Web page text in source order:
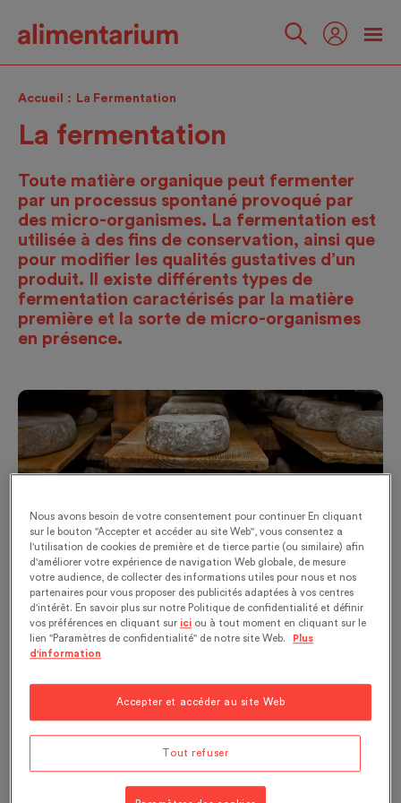
Suivez-
Accueil La Fermentation
La fermentation
Toute matière organique peut fermenter
par un processus spontané provoqué par
des micro-organismes. La fermentation est
utilisée à des fins de conservation, ainsi que
pour modifier les qualités gustatives d’un
produit. Il existe différents types de
fermentation caractérisés par la matière
première et la sorte de micro-organismes
en présence.
© Shutterstock / Christophe Baudot - Affinage de fromage
en cave
La fermentation est une des pratiques de
conservation les plus anciennes
fermentation peut-être même avant la
domestication du feu. La fermentation des
aliments a permis le stockage et laconservation
des aliments, ainsi que la fabrication de
. Elle permet aussi l’obtention de
Nous avons besoin de votre consentement pour continuer En cliquant
sur le bouton "Accepter et accéder au site Web", vous consentez a
l'utilisation de cookies de première et de tierce partie (ou similaire) afin
d'améliorer votre expérience de navigation Web globale, de mesure
votre audience, de collecter des informations utiles pour nous et nos
partenaires pour vous proposer des publicités adaptées à vos centres
d'intérêt. En savoir plus sur notre Politique de confidentialité et définir
vos préférences en cliquant sur ici ou à tout moment en cliquant sur le
lien "Paramètres de confidentialité" de notre site Web.
Plus
d'information
Tout refuser
Accepter et accéder au site Web